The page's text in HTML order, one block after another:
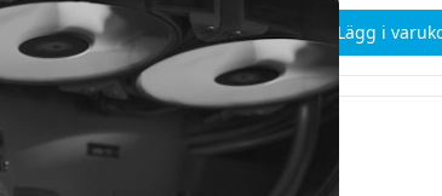
Lägg i varukorgen, iiglo cirkulationsfläkt Lägg i ,
Föregående